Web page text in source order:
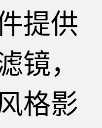
提供
镜，
格影